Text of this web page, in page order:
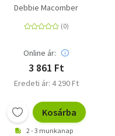
Debbie Macomber
Online ár:
3 861 Ft
Eredeti ár: 4 290 Ft
Kosárba
2 - 3 munkanap